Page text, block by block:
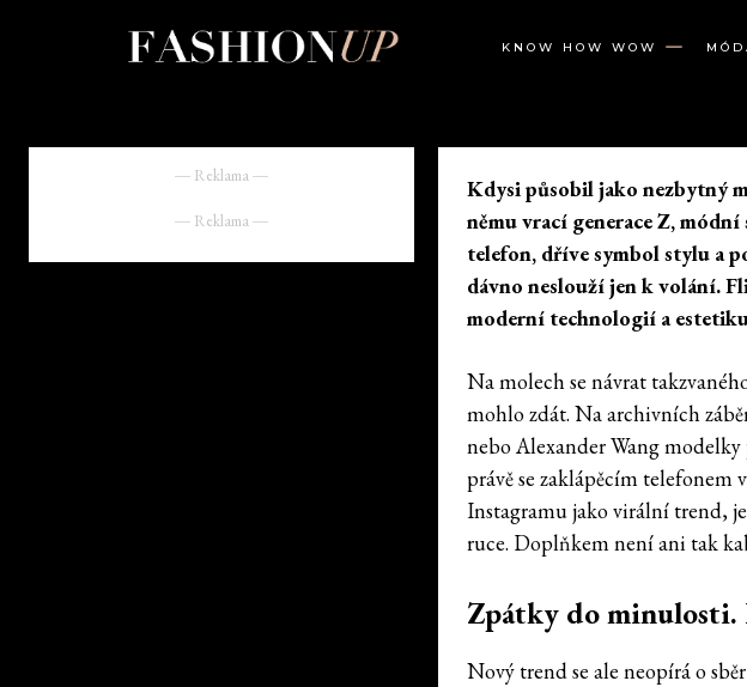
KNOW HOW WOW
― Reklama ―
― Reklama ―
Kdysi působil jako nezbytný
němu vrací generace Z,
telefon, dříve symbol stylu a
dávno neslouží jen k volání.
moderní technologií a
Na molech se návrat
mohlo zdát. Na archivních
nebo Alexander Wang
právě se zaklápěcím telefonem
Instagramu jako virální trend,
ruce. Doplňkem není ani tak
Zpátky do minulosti.
Nový trend se ale neopírá o